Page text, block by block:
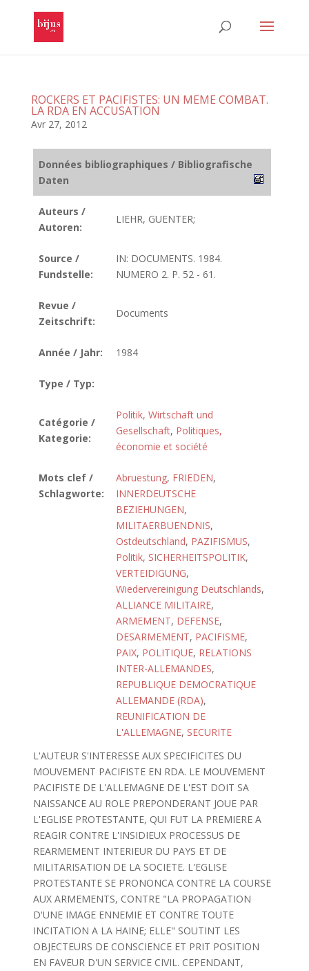
ROCKERS ET PACIFISTES: UN MEME COMBAT.
LA RDA EN ACCUSATION
Avr 27, 2012
Données bibliographiques / Bibliografische
Daten
Auteurs /
Autoren:
LIEHR, GUENTER;
Source /
Fundstelle:
IN: DOCUMENTS. 1984.
NUMERO 2. P. 52 - 61.
Revue /
Zeitschrift:
Documents
Année / Jahr: 1984
Type / Typ:
Catégorie /
Kategorie:
Politik, Wirtschaft und
Gesellschaft, Politiques,
économie et société
Mots clef /
Schlagworte:
Abruestung, FRIEDEN,
INNERDEUTSCHE
BEZIEHUNGEN,
MILITAERBUENDNIS,
Ostdeutschland, PAZIFISMUS,
Politik, SICHERHEITSPOLITIK,
VERTEIDIGUNG,
Wiedervereinigung Deutschlands,
ALLIANCE MILITAIRE,
ARMEMENT, DEFENSE,
DESARMEMENT, PACIFISME,
PAIX, POLITIQUE, RELATIONS
INTER-ALLEMANDES,
REPUBLIQUE DEMOCRATIQUE
ALLEMANDE (RDA),
REUNIFICATION DE
L'ALLEMAGNE, SECURITE
L'AUTEUR S'INTERESSE AUX SPECIFICITES DU
MOUVEMENT PACIFISTE EN RDA. LE MOUVEMENT
PACIFISTE DE L'ALLEMAGNE DE L'EST DOIT SA
NAISSANCE AU ROLE PREPONDERANT JOUE PAR
L'EGLISE PROTESTANTE, QUI FUT LA PREMIERE A
REAGIR CONTRE L'INSIDIEUX PROCESSUS DE
REARMEMENT INTERIEUR DU PAYS ET DE
MILITARISATION DE LA SOCIETE. L'EGLISE
PROTESTANTE SE PRONONCA CONTRE LA COURSE
AUX ARMEMENTS, CONTRE "LA PROPAGATION
D'UNE IMAGE ENNEMIE ET CONTRE TOUTE
INCITATION A LA HAINE; ELLE" SOUTINT LES
OBJECTEURS DE CONSCIENCE ET PRIT POSITION
EN FAVEUR D'UN SERVICE CIVIL. CEPENDANT,